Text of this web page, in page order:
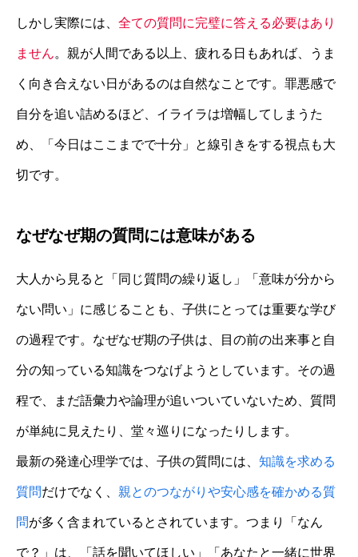
しかし実際には、 全ての質問に完璧に答える必要はあり
ません。親が人間である以上、疲れる日もあれば、うま
く向き合えない日があるのは自然なことです。罪悪感で
自分を追い詰めるほど、イライラは増幅してしまうた
め、「今日はここまでで十分」と線引きをする視点も大
切です。
なぜなぜ期の質問には意味がある
大人から見ると「同じ質問の繰り返し」「意味が分から
ない問い」に感じることも、子供にとっては重要な学び
の過程です。なぜなぜ期の子供は、目の前の出来事と自
分の知っている知識をつなげようとしています。その過
程で、まだ語彙力や論理が追いついていないため、質問
が単純に見えたり、堂々巡りになったりします。
最新の発達心理学では、子供の質問には、 知識を求める
質問だけでなく、 親とのつながりや安心感を確かめる質
問が多く含まれているとされています。つまり「なん
で？」は、「話を聞いてほしい」「あなたと一緒に世界